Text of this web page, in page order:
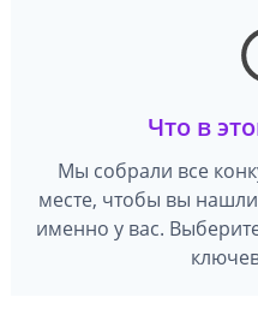
Что в
Мы собрали все
месте, чтобы вы
именно у вас.